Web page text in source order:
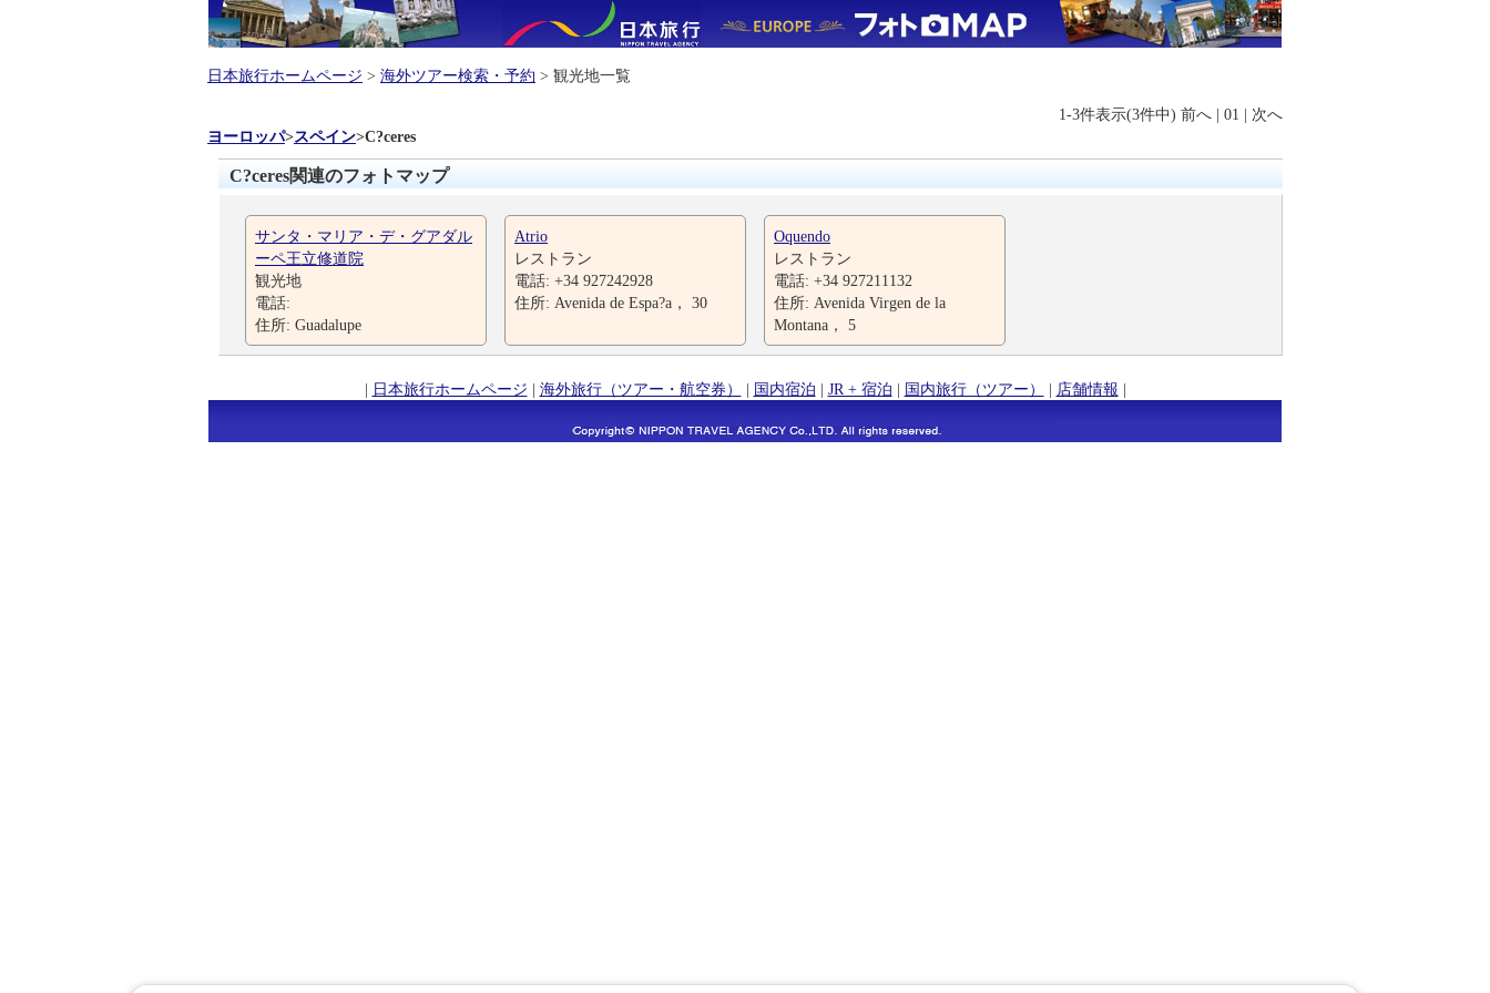
日本旅行ホームページ > 海外ツアー検索・予約 > 観光地一覧
1-3件表示(3件中) 前へ | 01 | 次へ
ヨーロッパ>スペイン>C?ceres
C?ceres関連のフォトマップ
サンタ・マリア・デ・グアダル
ーペ王立修道院
観光地
電話:
住所: Guadalupe
Atrio
レストラン
電話: +34 927242928
住所: Avenida de Espa?a， 30
Oquendo
レストラン
電話: +34 927211132
住所: Avenida Virgen de la
Montana， 5
| 日本旅行ホームページ | 海外旅行（ツアー・航空券） | 国内宿泊 | JR + 宿泊 | 国内旅行（ツアー） | 店舗情報 |